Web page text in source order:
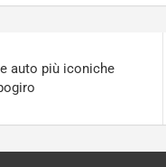
auto più iconiche